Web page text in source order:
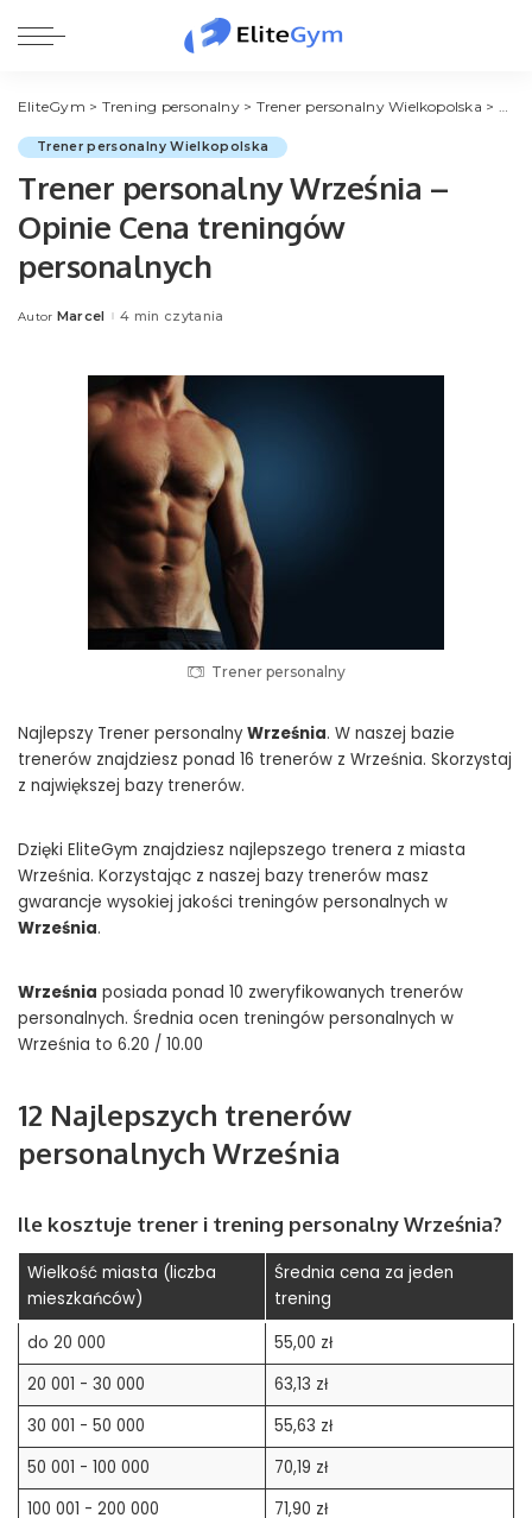
EliteGym > Trening personalny> Trener personalny Wielkopolska >
Trener personalny Wielkopolska
Trener personalny Września –
Opinie Cena treningów
personalnych
Posted
Autor Marcel 4 min czytania
Trener personalny
Najlepszy Trener personalny Września. W naszej bazie
trenerów znajdziesz ponad 16 trenerów z Września. Skorzystaj
z największej bazy trenerów.
Dzięki EliteGym znajdziesz najlepszego trenera z miasta
Września. Korzystając z naszej bazy trenerów masz
gwarancje wysokiej jakości treningów personalnych w
Września.
Września posiada ponad 10 zweryfikowanych trenerów
personalnych. Średnia ocen treningów personalnych w
Września to 6.20 / 10.00
12 Najlepszych trenerów
personalnych Września
Ile kosztuje trener i trening personalnyWrześnia?
Wielkość miasta (liczba
mieszkańców)
Średnia cena za jeden
trening
do 20 000
55,00 zł
20 001 - 30 000
63,13 zł
30 001 - 50 000
55,63 zł
50 001 - 100 000
70,19 zł
100 001 - 200 000
71,90 zł